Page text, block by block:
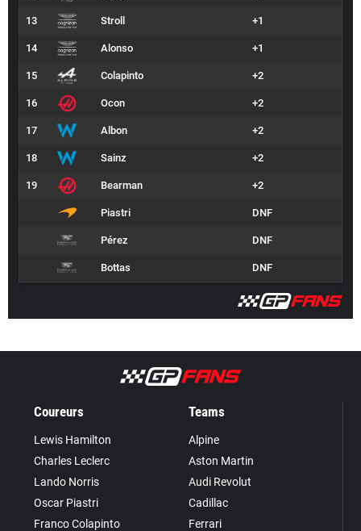
13 Stroll +1
14 Alonso +1
15 Colapinto +2
16 Ocon +2
17 Albon +2
18 Sainz +2
19 Bearman +2
Piastri DNF
Pérez DNF
Bottas DNF
Coureurs
Lewis Hamilton
Charles Leclerc
Lando Norris
Oscar Piastri
Franco Colapinto
Teams
Alpine
Aston Martin
Audi Revolut
Cadillac
Ferrari